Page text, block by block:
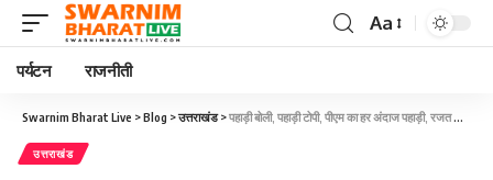
Aa
पर्यटन राजनीती
Swarnim Bharat Live >Blog >उत्तराखंड>पहाड़ी बोली, पहाड़ी टोपी, पीएम का हर अंदाज पहाड़ी, रजत जयंती के मुख्य कार्यक्रम में उत्तराखंड से गहरा कनेक्ट कर गए पीएम नरेंद्र मोदी।
उत्तराखंड